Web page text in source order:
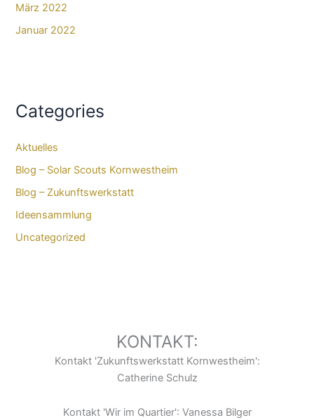
März 2022
Januar 2022
Categories
Aktuelles
Blog – Solar Scouts Kornwestheim​
Blog – Zukunftswerkstatt
Ideensammlung
Uncategorized
KONTAKT:
Kontakt 'Zukunftswerkstatt Kornwestheim':
Catherine Schulz
Kontakt 'Wir im Quartier': Vanessa Bilger